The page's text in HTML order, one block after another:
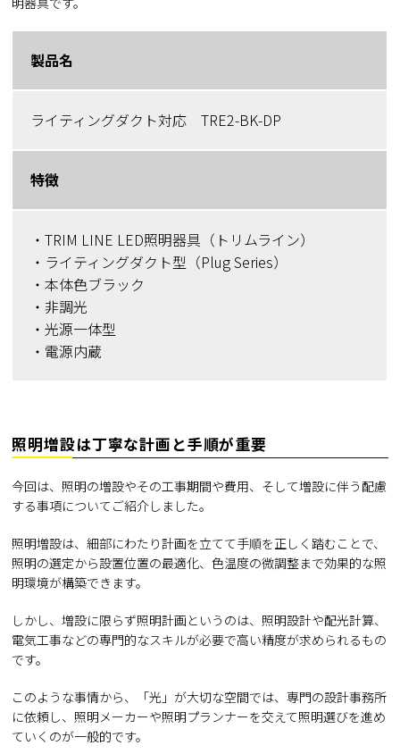
製品名
ライティングダクト対応 TRE2-BK-DP
特徴
・TRIM LINE LED照明器具（トリムライン）
・ライティングダクト型（Plug Series）
・本体色ブラック
・非調光
・光源一体型
・電源内蔵
照明増設は丁寧な計画と手順が重要
今回は、照明の増設やその工事期間や費用、そして増設に伴う配慮
する事項についてご紹介しました。
照明増設は、細部にわたり計画を立てて手順を正しく踏むことで、
照明の選定から設置位置の最適化、色温度の微調整まで効果的な照
明環境が構築できます。
しかし、増設に限らず照明計画というのは、照明設計や配光計算、
電気工事などの専門的なスキルが必要で高い精度が求められるもの
です。
このような事情から、「光」が大切な空間では、専門の設計事務所
に依頼し、照明メーカーや照明プランナーを交えて照明選びを進め
ていくのが一般的です。